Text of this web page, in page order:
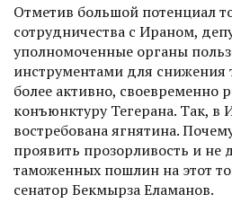
Отметив большой потенциал
сотрудничества с Ираном,
уполномоченные органы
инструментами для
более активно, своевременно
конъюнктуру Тегерана. Так, в
востребована ягнятина.
проявить прозорливость и не
таможенных пошлин на этот
сенатор Бекмырза Еламанов.